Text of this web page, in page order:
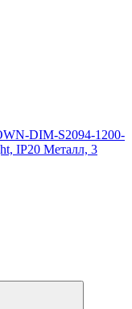
DIM-S2094-1200-
IP20 Металл, 3